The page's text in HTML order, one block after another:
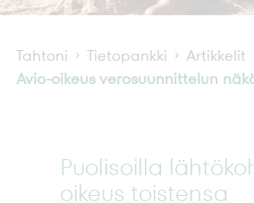
Tahtoni Tietopankki
Artikkelit
Avio-oikeus verosuunnittelun
Puolisoilla
oikeus toistensa